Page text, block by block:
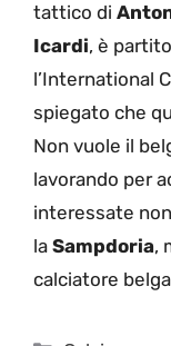
tattico di
Icardi, è
l’International
spiegato che
Non vuole il
lavorando per
interessate
la Sampdoria,
calciatore